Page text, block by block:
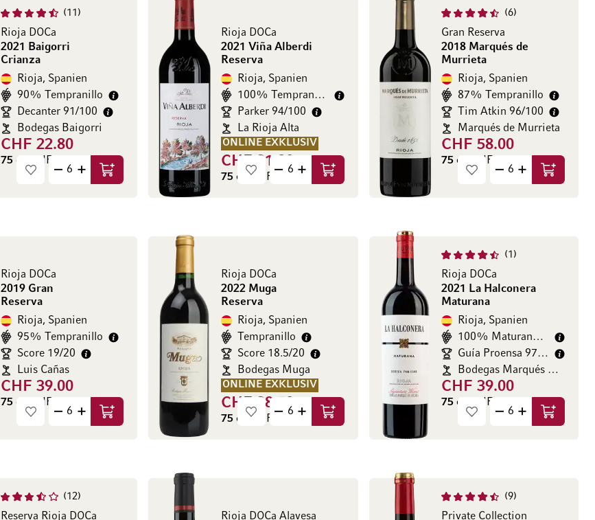
11
Rioja DOCa
2021 Baigorri
Crianza
Rioja, Spanien
90% Tempranillo
Decanter 91/100
Bodegas Baigorri
CHF 22.80
75 cl (CHF 30.40 / l)
In den Warenkorb
Rioja DOCa
2021 Viña Alberdi
Reserva
Rioja, Spanien
100% Tempranillo
Parker 94/100
La Rioja Alta
ONLINE EXKLUSIV
CHF 21.80
75 cl (CHF 29.07 / l) In den Warenkorb
6
Gran Reserva
2018 Marqués de
Murrieta
Rioja, Spanien
87% Tempranillo
Tim Atkin 96/100
Marqués de Murrieta
CHF 58.00
75 cl (CHF 77.33 / l)
In den
Rioja DOCa
2019 Gran
Reserva
Rioja, Spanien
95% Tempranillo
Score 19/20
Luis Cañas
CHF 39.00
75 cl (CHF 52.00 / l)
In den Warenkorb
Rioja DOCa
2022 Muga
Reserva
Rioja, Spanien
Tempranillo
Score 18.5/20
Bodegas Muga
ONLINE EXKLUSIV
CHF 28.50
75 cl (CHF 38.00 / l) In den Warenkorb
1
Rioja DOCa
2021 La Halconera
Maturana
Rioja, Spanien
100% Maturana Tinta
Guía Proensa 97/100
Bodegas Marqués de
CHF 39.00
75 cl (CHF 44.00 / l)
In den
12
Reserva Rioja DOCa
Rioja DOCa Alavesa
9
Private Collection